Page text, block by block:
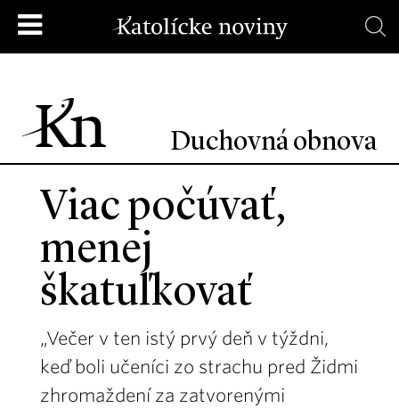
Duchovná obnova
Viac počúvať,
menej
škatuľkovať
„Večer v ten istý prvý deň v týždni,
keď boli učeníci zo strachu pred Židmi
zhromaždení za zatvorenými